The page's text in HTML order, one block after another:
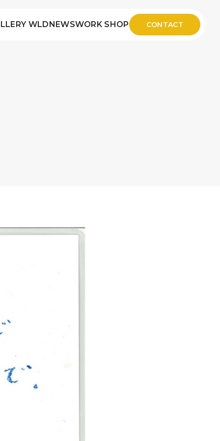
WLDNEWSWORK SHOP CONTACT